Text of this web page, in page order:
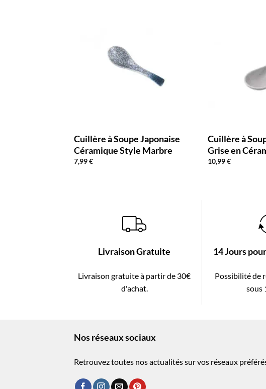
Cuillère à Soupe Japonaise
Céramique Style Marbre
7,99€
Cuillère à
Grise en
10,99€
Livraison Gratuite
Livraison gratuite à partir de 30€
d'achat.
14 Jours
Possibilité de
sous
Nos réseaux sociaux
Retrouvez toutes nos actualités sur vos réseaux